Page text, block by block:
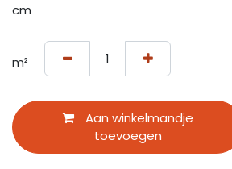
cm
m²
Aan winkelmandje
toevoegen